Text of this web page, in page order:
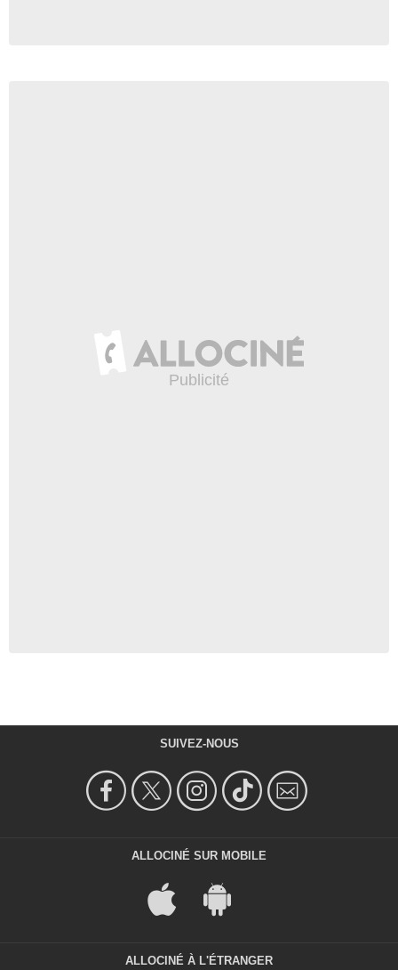
SUIVEZ-NOUS
ALLOCINÉ SUR MOBILE
ALLOCINÉ À L'ÉTRANGER